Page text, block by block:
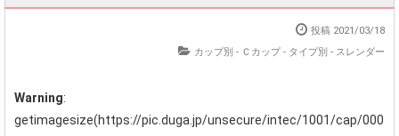
投稿 2021/03/18
カップ別 - Ｃカップ- タイプ別 - スレンダー
Warning:
getimagesize(https://pic.duga.jp/unsecure/intec/1001/cap/000